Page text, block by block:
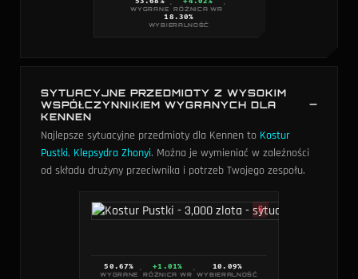
WYGRANE · RÓŻNICA WR ·
18.30%
WYBIERALNOŚĆ
SYTUACYJNE PRZEDMIOTY Z WYSOKIM
WSPÓŁCZYNNIKIEM WYGRANYCH DLA
KENNEN
Najlepsze sytuacyjne przedmioty dla Kennen to Kostur
Pustki, Klepsydra Zhonyi. Można je wymieniać w zależności
od składu drużyny przeciwnika i potrzeb Twojego zespołu.
S
50.67%
WYGRANE · +1.01%
RÓŻNICA WR · 10.09%
WYBIERALNOŚĆ